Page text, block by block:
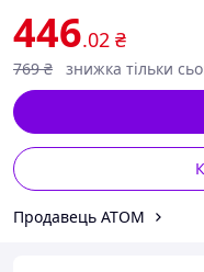
446.02 ₴
769 ₴ знижка тільки
Продавець ATOM